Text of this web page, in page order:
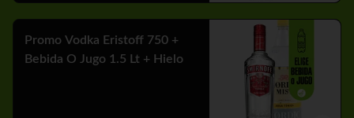
Promo Vodka Eristoff 750 +
Bebida O Jugo 1.5 Lt + Hielo